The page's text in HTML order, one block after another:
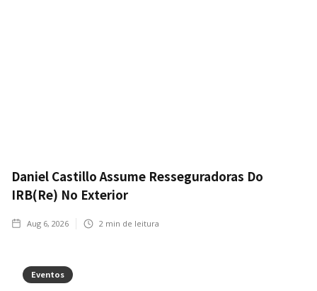
Daniel Castillo Assume Resseguradoras Do
IRB(Re) No Exterior
Aug 6, 2026 2 min de leitura
Eventos